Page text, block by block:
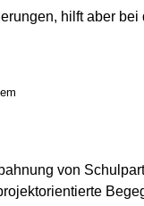
hilft aber bei
geöffnet)
von